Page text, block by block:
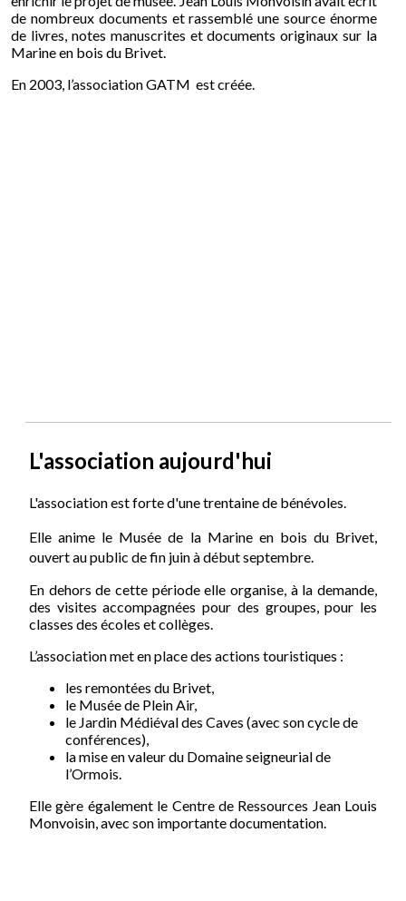
de nombreux documents et rassemblé une source énorme
de livres, notes manuscrites et documents originaux sur la
Marine en bois du Brivet.
En 2003, l’association GATM est créée.
L'association aujourd'hui
L'association est forte d'une trentaine de bénévoles.
Elle anime le Musée de la Marine en bois du Brivet,
ouvert au public de fin juin à début septembre.
En dehors de cette période elle organise, à la demande,
des visites accompagnées pour des groupes, pour les
classes des écoles et collèges.
L’association met en place des actions touristiques :
les remontées du Brivet,
le Musée de Plein Air,
le Jardin Médiéval des Caves (avec son cycle de
conférences),
la mise en valeur du Domaine seigneurial de
l’Ormois.
Elle gère également le Centre de Ressources Jean Louis
Monvoisin, avec son importante documentation.